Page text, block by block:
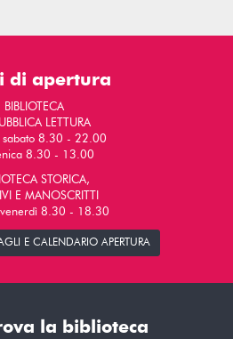
di apertura
BIBLIOTECA
LETTURA
sabato 8.30 - 22.00
8.30 - 13.00
STORICA,
E MANOSCRITTI
venerdì 8.30 - 18.30
E CALENDARIO APERTURA
la biblioteca